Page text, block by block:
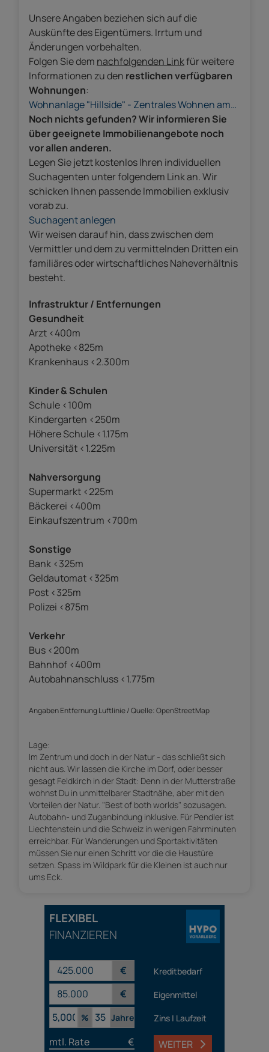
Unsere Angaben beziehen sich auf die
Auskünfte des Eigentümers. Irrtum und
Änderungen vorbehalten.
Folgen Sie dem nachfolgenden Linkfür weitere
Informationen zu den restlichen verfügbaren
Wohnungen:
Wohnanlage "Hillside" - Zentrales Wohnen am
Stadtrand "par excellence"
Noch nichts gefunden? Wir informieren Sie
über geeignete Immobilienangebote noch
vor allen anderen.
Legen Sie jetzt kostenlos Ihren individuellen
Suchagenten unter folgendem Link an. Wir
schicken Ihnen passende Immobilien exklusiv
vorab zu.
Suchagent anlegen
Wir weisen darauf hin, dass zwischen dem
Vermittler und dem zu vermittelnden Dritten ein
familiäres oder wirtschaftliches Naheverhältnis
besteht.
Infrastruktur / Entfernungen
Gesundheit
Arzt <400m
Apotheke <825m
Krankenhaus <2.300m
Kinder & Schulen
Schule <100m
Kindergarten <250m
Höhere Schule <1.175m
Universität <1.225m
Nahversorgung
Supermarkt <225m
Bäckerei <400m
Einkaufszentrum <700m
Sonstige
Bank <325m
Geldautomat <325m
Post <325m
Polizei <875m
Verkehr
Bus <200m
Bahnhof <400m
Autobahnanschluss <1.775m
Angaben Entfernung Luftlinie / Quelle: OpenStreetMap
Lage:
Im Zentrum und doch in der Natur - das schließt sich
nicht aus. Wir lassen die Kirche im Dorf, oder besser
gesagt Feldkirch in der Stadt: Denn in der Mutterstraße
wohnst Du in unmittelbarer Stadtnähe, aber mit den
Vorteilen der Natur. "Best of both worlds" sozusagen.
Autobahn- und Zuganbindung inklusive. Für Pendler ist
Liechtenstein und die Schweiz in wenigen Fahrminuten
erreichbar. Für Wanderungen und Sportaktivitäten
müssen Sie nur einen Schritt vor die die Haustüre
setzen. Spass im Wildpark für die Kleinen ist auch nur
ums Eck.
FLEXIBEL
FINANZIEREN
€ Kreditbedarf
€
Eigenmittel
%
Jahre Zins | Laufzeit
mtl. Rate € WEITER